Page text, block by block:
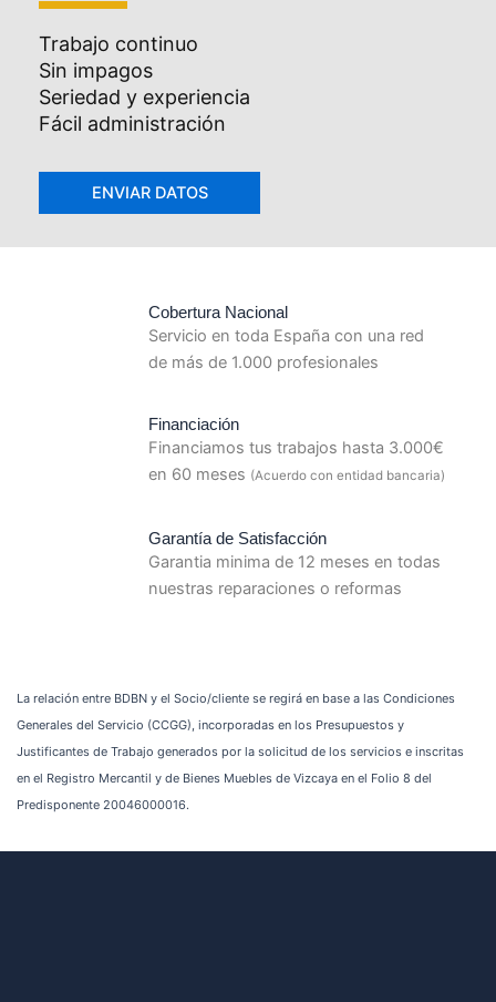
Trabajo continuo
Sin impagos
Seriedad y experiencia
Fácil administración
Cobertura Nacional
Servicio en toda España con una red
de más de 1.000 profesionales
Financiación
Financiamos tus trabajos hasta 3.000€
en 60 meses (Acuerdo con entidad bancaria)
Garantía de Satisfacción
Garantia minima de 12 meses en todas
nuestras reparaciones o reformas
La relación entre BDBN y el Socio/cliente se regirá en base a las Condiciones
Generales del Servicio (CCGG), incorporadas en los Presupuestos y
Justificantes de Trabajo generados por la solicitud de los servicios e inscritas
en el Registro Mercantil y de Bienes Muebles de Vizcaya en el Folio 8 del
Predisponente 20046000016.